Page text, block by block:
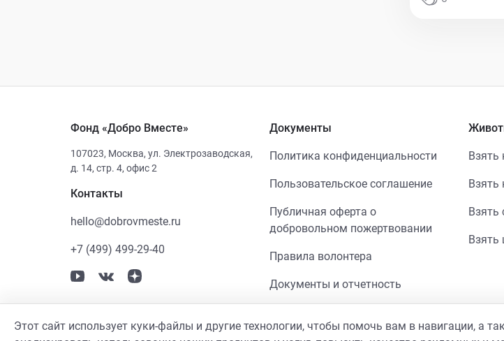
Фонд «Добро Вместе»
107023, Москва, ул. Электрозаводская,
д. 14, стр. 4, офис 2
Контакты
hello@dobrovmeste.ru
+7 (499) 499-29-40
Документы
Политика конфиденциальности
Пользовательское соглашение
Публичная оферта о
добровольном пожертвовании
Правила волонтера
Документы и отчетность
Взять
Взять
Взять
Взять
Этот сайт использует куки-файлы и другие технологии, чтобы помочь вам в навигации, а